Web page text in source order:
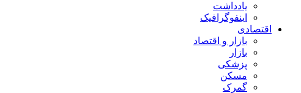
یادداشت
اینفوگرافیک
اقتصادی
بازار و اقتصاد
بازار
پزشکی
مسکن
گمرک